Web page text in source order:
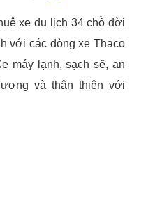
xe du lịch 34 chỗ đời
với các dòng xe Thaco
máy lạnh, sạch sẽ, an
và thân thiện với